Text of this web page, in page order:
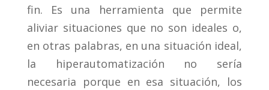
fin. Es una herramienta que permite
aliviar situaciones que no son ideales o,
en otras palabras, en una situación ideal,
la hiperautomatización no sería
necesaria porque en esa situación, los